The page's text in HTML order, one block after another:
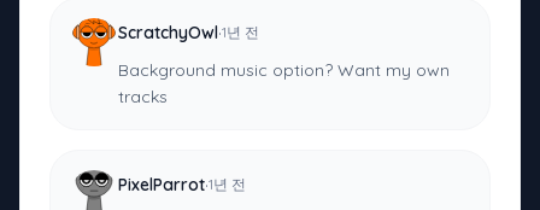
ScratchyOwl·1년 전
Background music option? Want my own
tracks
PixelParrot·1년 전